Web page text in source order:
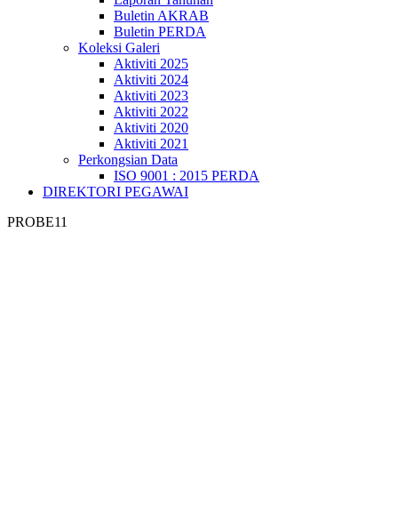
Buletin AKRAB
Buletin PERDA
Koleksi Galeri
Aktiviti 2025
Aktiviti 2024
Aktiviti 2023
Aktiviti 2022
Aktiviti 2020
Aktiviti 2021
Perkongsian Data
ISO 9001 : 2015 PERDA
DIREKTORI PEGAWAI